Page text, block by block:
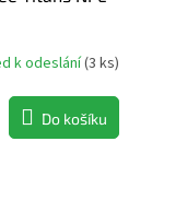
k odeslání(3 ks)
Do košíku